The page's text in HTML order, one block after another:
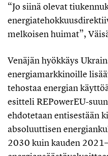
“Jo siinä olevat
melkoisen huimat”,
Venäjän hyökkäys
energiamarkkinoille
tehostaa energian
esitteli REPowerEU-
ehdotetaan entisestään
absoluuttisen
2030 kuin kauden